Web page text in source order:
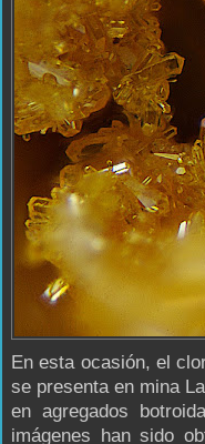
En esta ocasión, el
se presenta en mina
en agregados
imágenes han sido